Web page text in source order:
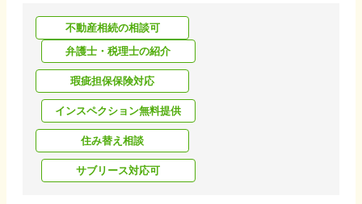
不動産相続の相談可
弁護士・税理士の紹介
瑕疵担保保険対応
インスペクション無料提供
住み替え相談
サブリース対応可